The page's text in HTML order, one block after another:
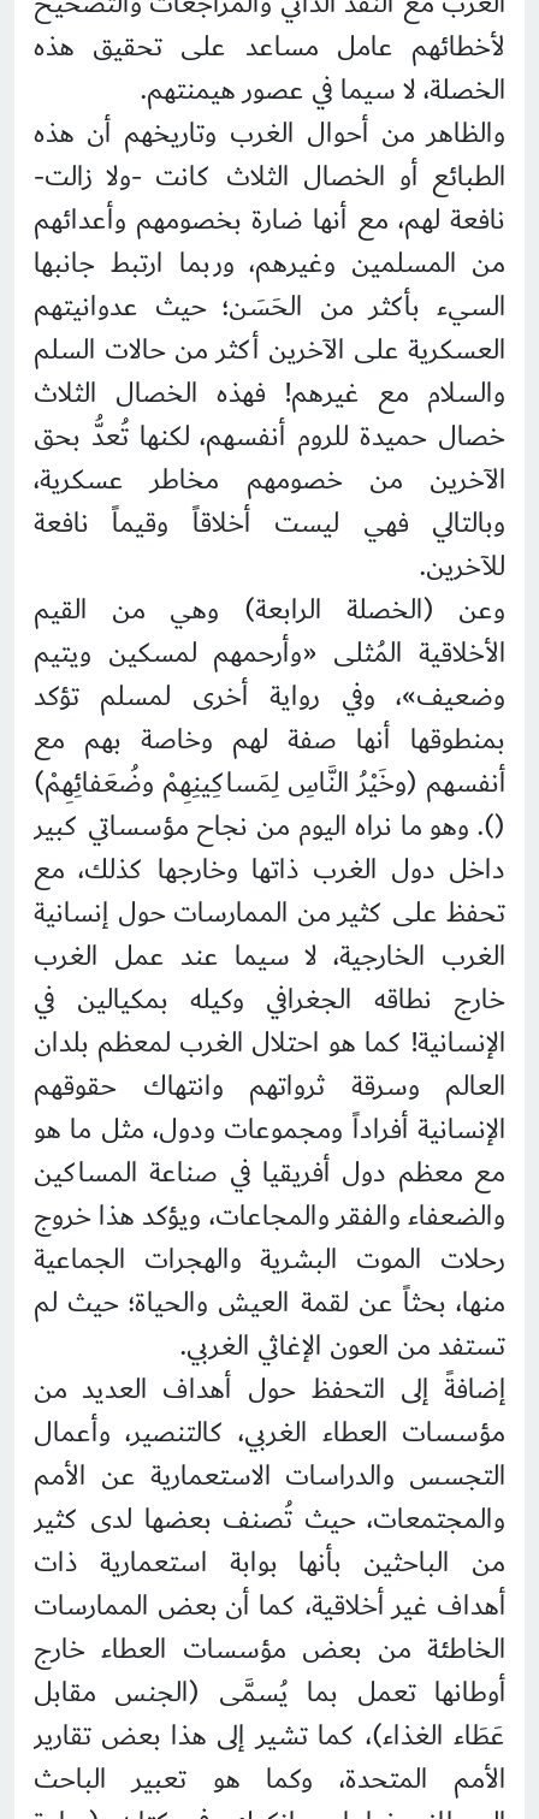
لأخطائهم عامل مساعد على تحقيق هذه
الخصلة، لا سيما في عصور هيمنتهم.
والظاهر من أحوال الغرب وتاريخهم أن هذه
الطبائع أو الخصال الثلاث كانت -ولا زالت-
نافعة لهم، مع أنها ضارة بخصومهم وأعدائهم
من المسلمين وغيرهم، وربما ارتبط جانبها
السيء بأكثر من الحَسَن؛ حيث عدوانيتهم
العسكرية على الآخرين أكثر من حالات السلم
والسلام مع غيرهم! فهذه الخصال الثلاث
خصال حميدة للروم أنفسهم، لكنها تُعدُّ بحق
الآخرين من خصومهم مخاطر عسكرية،
وبالتالي فهي ليست أخلاقاً وقيماً نافعة
للآخرين.
وعن (الخصلة الرابعة) وهي من القيم
الأخلاقية المُثلى «وأرحمهم لمسكين ويتيم
وضعيف»، وفي رواية أخرى لمسلم تؤكد
بمنطوقها أنها صفة لهم وخاصة بهم مع
أنفسهم (وخَيْرُ النَّاسِ لِمَساكِينِهِمْ وضُعَفائِهِمْ)
(). وهو ما نراه اليوم من نجاح مؤسساتي كبير
داخل دول الغرب ذاتها وخارجها كذلك، مع
تحفظ على كثير من الممارسات حول إنسانية
الغرب الخارجية، لا سيما عند عمل الغرب
خارج نطاقه الجغرافي وكيله بمكيالين في
الإنسانية! كما هو احتلال الغرب لمعظم بلدان
العالم وسرقة ثرواتهم وانتهاك حقوقهم
الإنسانية أفراداً ومجموعات ودول، مثل ما هو
مع معظم دول أفريقيا في صناعة المساكين
والضعفاء والفقر والمجاعات، ويؤكد هذا خروج
رحلات الموت البشرية والهجرات الجماعية
منها، بحثاً عن لقمة العيش والحياة؛ حيث لم
تستفد من العون الإغاثي الغربي.
إضافةً إلى التحفظ حول أهداف العديد من
مؤسسات العطاء الغربي، كالتنصير، وأعمال
التجسس والدراسات الاستعمارية عن الأمم
والمجتمعات، حيث تُصنف بعضها لدى كثير
من الباحثين بأنها بوابة استعمارية ذات
أهداف غير أخلاقية، كما أن بعض الممارسات
الخاطئة من بعض مؤسسات العطاء خارج
أوطانها تعمل بما يُسمَّى (الجنس مقابل
عَطَاء الغذاء)، كما تشير إلى هذا بعض تقارير
الأمم المتحدة، وكما هو تعبير الباحث